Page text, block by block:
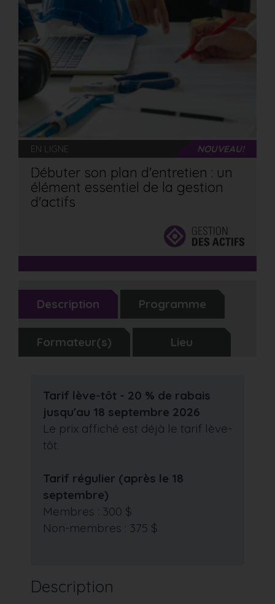
EN LIGNE NOUVEAU!
Débuter son plan d'entretien : un
élément essentiel de la gestion
d'actifs
Description Programme
Formateur(s) Lieu
Tarif lève-tôt - 20 % de rabais
jusqu'au 18 septembre 2026
Le prix affiché est déjà le tarif lève-
tôt.
Tarif régulier (après le 18
septembre)
Membres : 300 $
Non-membres : 375 $
Description